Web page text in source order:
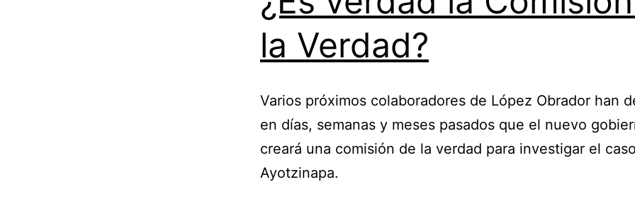
la Verdad?
Varios próximos colaboradores de López Obrador han
en días, semanas y meses pasados que el nuevo
creará una comisión de la verdad para investigar el
Ayotzinapa.